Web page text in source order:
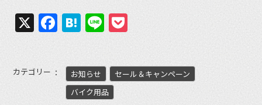
X Facebook
Hatena
Line
カテゴリー お知らせ
セール＆キャンペーン
バイク用品